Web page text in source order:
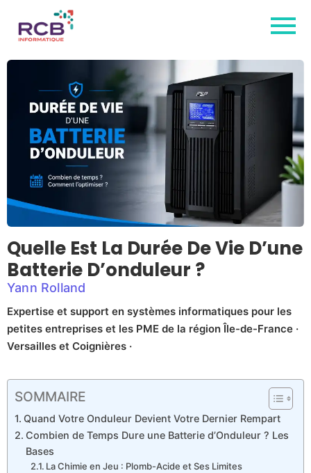
Quelle Est La Durée De Vie D’une
Batterie D’onduleur ?
Yann Rolland
Expertise et support en systèmes informatiques pour les
petites entreprises et les PME de la région Île-de-France ·
Versailles et Coignières ·
SOMMAIRE
Quand Votre Onduleur Devient Votre Dernier Rempart
Combien de Temps Dure une Batterie d’Onduleur ? Les
Bases
La Chimie en Jeu : Plomb-Acide et Ses Limites